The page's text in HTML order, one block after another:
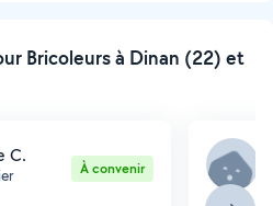
Bricoleurs à Dinan (22) et
C.
À convenir